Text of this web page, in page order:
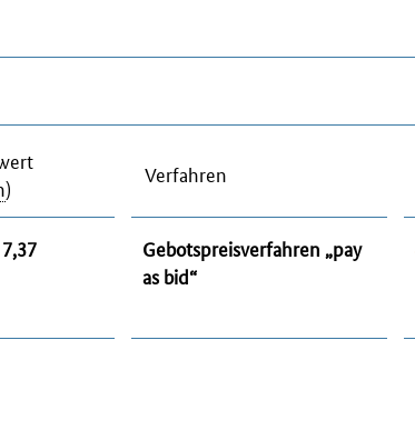
)
Verfahren
7,37 Gebotspreisverfahren „pay
as bid“